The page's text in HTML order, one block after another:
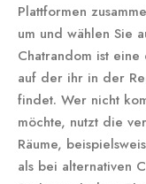
Plattformen
um und wählen Sie
Chatrandom ist
auf der ihr in der
findet. Wer nicht
möchte, nutzt die
Räume,
als bei alternativen